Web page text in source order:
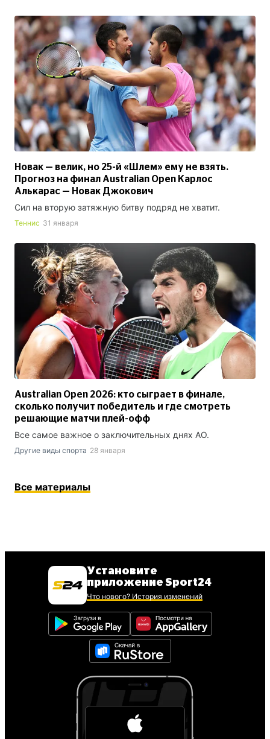
Новак — велик, но 25-й «Шлем» ему не взять.
Прогноз на финал Australian Open Карлос
Алькарас — Новак Джокович
Сил на вторую затяжную битву подряд не хватит.
Теннис 31 января
Australian Open 2026: кто сыграет в финале,
сколько получит победитель и где смотреть
решающие матчи плей-офф
Все самое важное о заключительных днях AO.
Другие виды спорта 28 января
Все материалы
Установите
приложение Sport24
Что нового? История изменений